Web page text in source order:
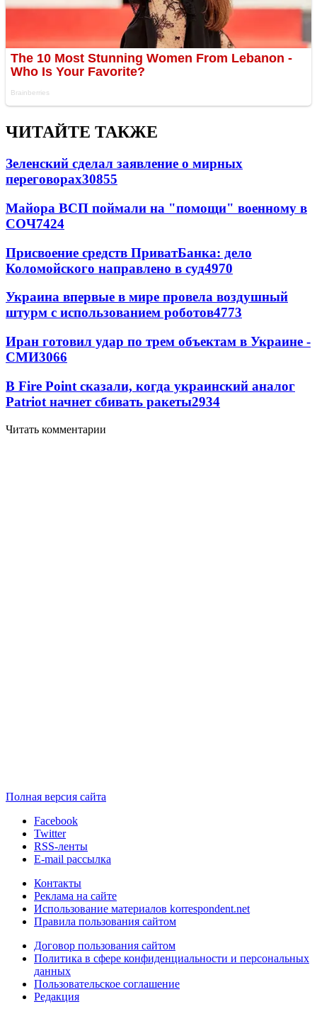
ЧИТАЙТЕ ТАКЖЕ
Зеленский сделал заявление о мирных
переговорах30855
Майора ВСП поймали на "помощи" военному в
СОЧ7424
Присвоение средств ПриватБанка: дело
Коломойского направлено в суд4970
Украина впервые в мире провела воздушный
штурм с использованием роботов4773
Иран готовил удар по трем объектам в Украине -
СМИ3066
В Fire Point сказали, когда украинский аналог
Patriot начнет сбивать ракеты2934
Читать комментарии
Полная версия сайта
Facebook
Twitter
RSS-ленты
E-mail рассылка
Контакты
Реклама на сайте
Использование материалов korrespondent.net
Правила пользования сайтом
Договор пользования сайтом
Политика в сфере конфиденциальности и персональных
данных
Пользовательское соглашение
Редакция